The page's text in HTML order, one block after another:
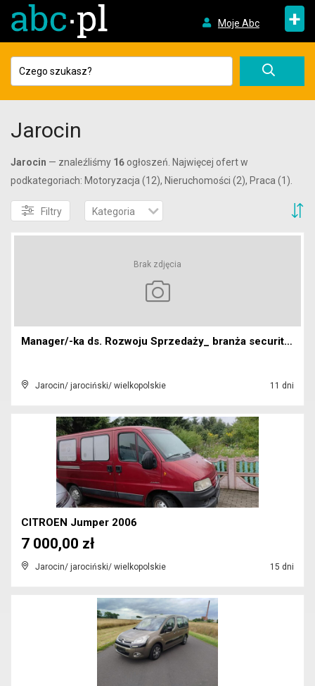
Moje Abc +
Jarocin
Jarocin — znaleźliśmy 16 ogłoszeń. Najwięcej ofert w
podkategoriach: Motoryzacja (12), Nieruchomości (2), Praca (1).
Filtry Kategoria
Brak zdjęcia
Manager/-ka ds. Rozwoju Sprzedaży_ branża security...
Jarocin/ jarociński/ wielkopolskie 11 dni
CITROEN Jumper 2006
Jarocin/ jarociński/ wielkopolskie 15 dni
7 000,00 zł